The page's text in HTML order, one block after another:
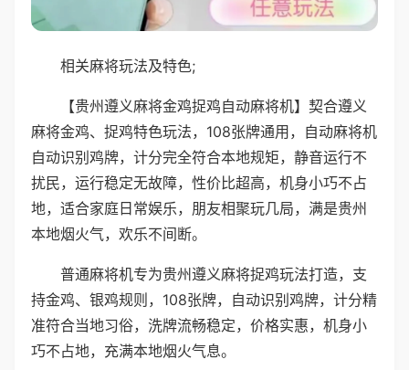
相关麻将玩法及特色;
【贵州遵义麻将金鸡捉鸡自动麻将机】契合遵义
麻将金鸡、捉鸡特色玩法，108张牌通用，自动麻将机
自动识别鸡牌，计分完全符合本地规矩，静音运行不
扰民，运行稳定无故障，性价比超高，机身小巧不占
地，适合家庭日常娱乐，朋友相聚玩几局，满是贵州
本地烟火气，欢乐不间断。
普通麻将机专为贵州遵义麻将捉鸡玩法打造，支
持金鸡、银鸡规则，108张牌，自动识别鸡牌，计分精
准符合当地习俗，洗牌流畅稳定，价格实惠，机身小
巧不占地，充满本地烟火气息。